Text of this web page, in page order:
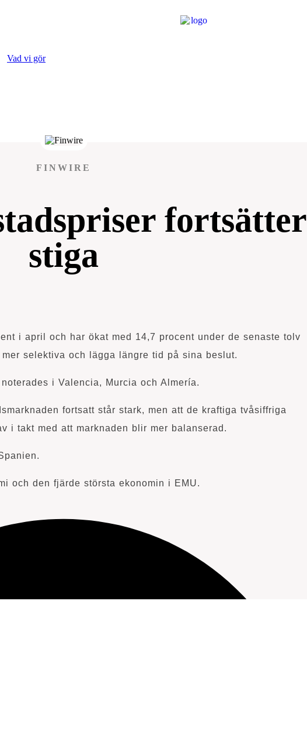
Vad vi gör
FINWIRE
fortsätter
stiga
i april och har ökat med 14,7 procent under de senaste tolv
selektiva och lägga längre tid på sina beslut.
i Valencia, Murcia och Almería.
fortsatt står stark, men att de kraftiga tvåsiffriga
i takt med att marknaden blir mer balanserad.
och den fjärde största ekonomin i EMU.